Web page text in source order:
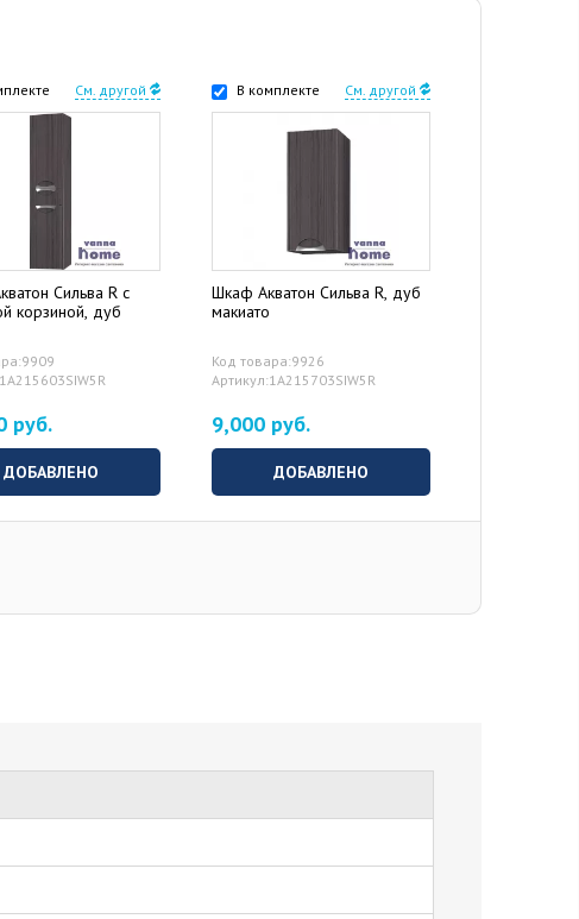
См. другой
Сильва R с
корзиной, дуб
руб.
ДОБАВЛЕНО
В комплекте См. другой
Шкаф Акватон Сильва R, дуб
макиато
Код товара:9926
Артикул:1A215703SIW5R
9,000 руб.
ДОБАВЛЕНО